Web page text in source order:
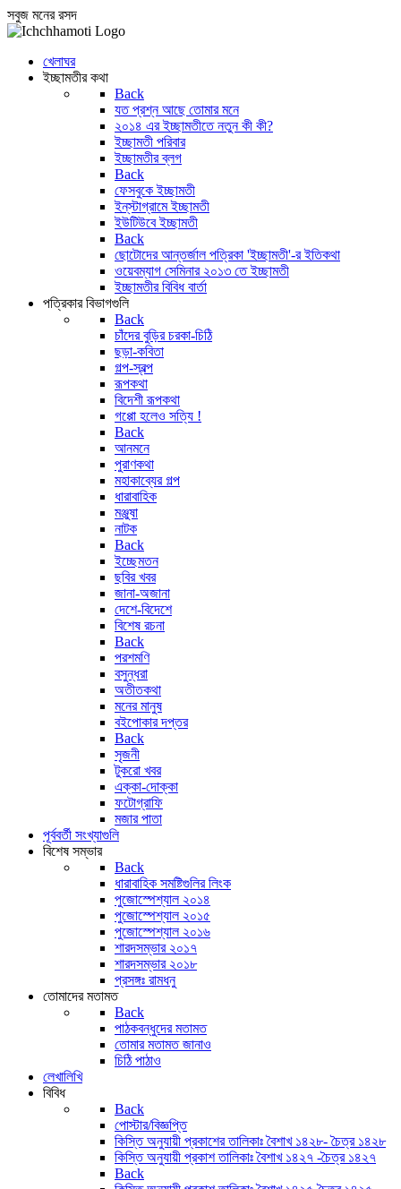
সবুজ মনের রসদ
খেলাঘর
ইচ্ছামতীর কথা
Back
যত প্রশ্ন আছে তোমার মনে
২০১৪ এর ইচ্ছামতীতে নতুন কী কী?
ইচ্ছামতী পরিবার
ইচ্ছামতীর ব্লগ
Back
ফেসবুকে ইচ্ছামতী
ইন্‌স্টাগ্রামে ইচ্ছামতী
ইউটিউবে ইচ্ছামতী
Back
ছোটোদের আন্তর্জাল পত্রিকা 'ইচ্ছামতী'-র ইতিকথা
ওয়েবম্যাগ সেমিনার ২০১৩ তে ইচ্ছামতী
ইচ্ছামতীর বিবিধ বার্তা
পত্রিকার বিভাগগুলি
Back
চাঁদের বুড়ির চরকা-চিঠি
ছড়া-কবিতা
গল্প-স্বল্প
রূপকথা
বিদেশী রূপকথা
গপ্পো হলেও সত্যি !
Back
আনমনে
পুরাণকথা
মহাকাব্যের গল্প
ধারাবাহিক
মঞ্জুষা
নাটক
Back
ইচ্ছেমতন
ছবির খবর
জানা-অজানা
দেশে-বিদেশে
বিশেষ রচনা
Back
পরশমণি
বসুন্ধরা
অতীতকথা
মনের মানুষ
বইপোকার দপ্তর
Back
সৃজনী
টুকরো খবর
এক্কা-দোক্কা
ফটোগ্রাফি
মজার পাতা
পূর্ববর্তী সংখ্যাগুলি
বিশেষ সম্ভার
Back
ধারাবাহিক সমষ্টিগুলির লিংক
পুজোস্পেশ্যাল ২০১৪
পুজোস্পেশ্যাল ২০১৫
পুজোস্পেশ্যাল ২০১৬
শারদসম্ভার ২০১৭
শারদসম্ভার ২০১৮
প্রসঙ্গঃ রামধনু
তোমাদের মতামত
Back
পাঠকবন্ধুদের মতামত
তোমার মতামত জানাও
চিঠি পাঠাও
লেখালিখি
বিবিধ
Back
পোস্টার/বিজ্ঞপ্তি
কিস্তি অনুযায়ী প্রকাশের তালিকাঃ বৈশাখ ১৪২৮- চৈত্র ১৪২৮
কিস্তি অনুযায়ী প্রকাশ তালিকাঃ বৈশাখ ১৪২৭ -চৈত্র ১৪২৭
Back